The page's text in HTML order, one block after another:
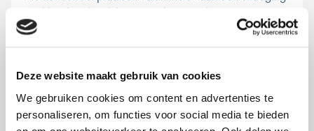
Deze website maakt gebruik van cookies
We gebruiken cookies om content en advertenties te
personaliseren, om functies voor social media te bieden
is. KlikoKlaar biedt hen gemak, een schonere
leefomgeving en draagt bij aan een veiliger en netter
straatbeeld. Ik, Valid Habib, heb veel binding met
ervaring met lokale projecten weet ik hoe ik bewoners
kan motiveren en praktische oplossingen kan
implementeren. Ik voel me verantwoordelijk voor het